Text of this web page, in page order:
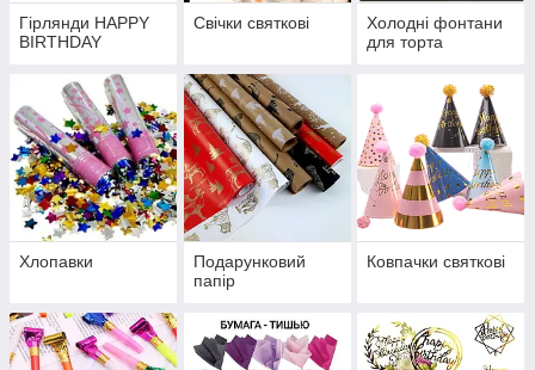
Гірлянди HAPPY
BIRTHDAY
Свічки святкові
Холодні фонтани
для торта
Хлопавки
Подарунковий
папір
Ковпачки святкові